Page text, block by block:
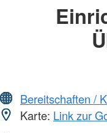
Bereitschaften /
Karte: Link zur